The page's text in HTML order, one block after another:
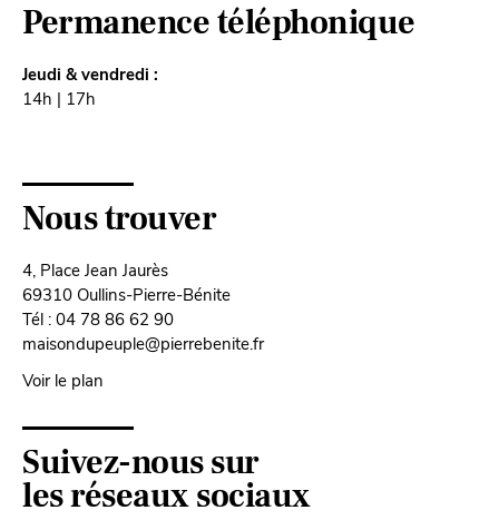
Permanence téléphonique
Jeudi & vendredi :
14h | 17h
Nous trouver
4, Place Jean Jaurès
69310 Oullins-Pierre-Bénite
Tél : 04 78 86 62 90
maisondupeuple@pierrebenite.fr
Voir le plan
Suivez-nous sur
les réseaux sociaux